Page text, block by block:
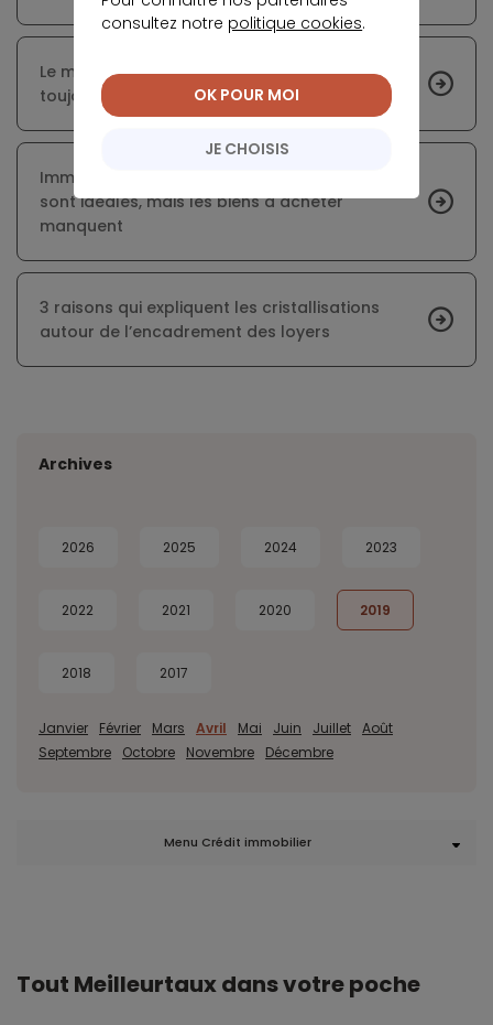
Le marché immobilier français se porte
toujours aussi bien
Immobilier : les conditions de financement
sont idéales, mais les biens à acheter
manquent
3 raisons qui expliquent les cristallisations
autour de l’encadrement des loyers
Archives
2026 2025 2024 2023
2022 2021 2020 2019
2018 2017
Janvier Février Mars Avril Mai Juin Juillet Août
Septembre
Octobre Novembre Décembre
Menu Crédit immobilier
Tout Meilleurtaux dans votre poche
consultez notre politique cookies.
JE CHOISIS
OK POUR MOI